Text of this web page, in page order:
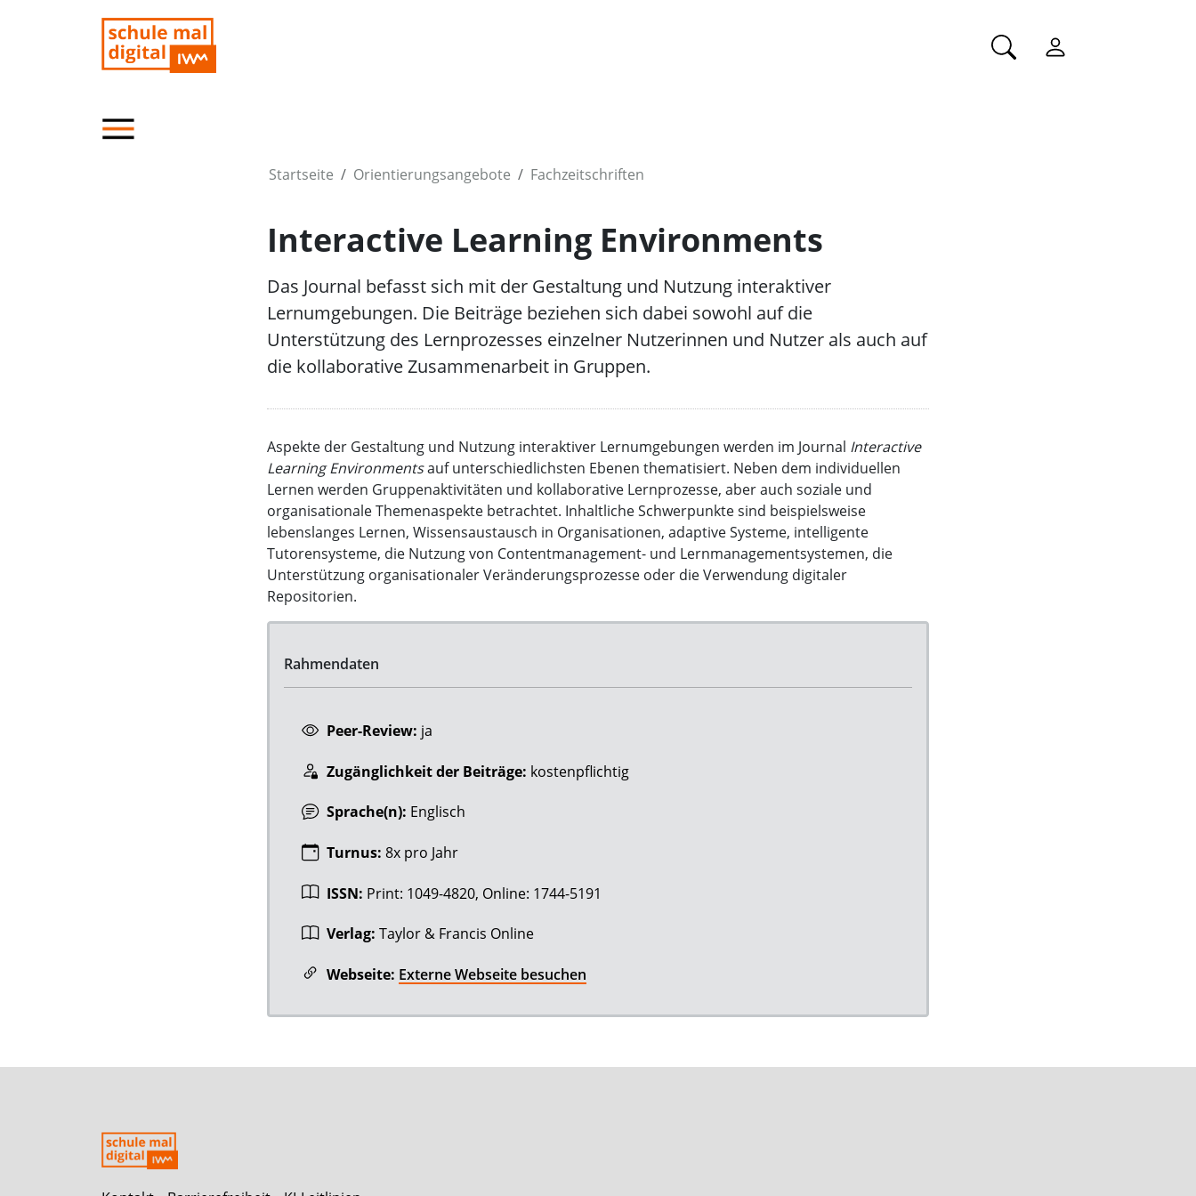
Startseite Orientierungsangebote Fachzeitschriften
Interactive Learning Environments
Das Journal befasst sich mit der Gestaltung und Nutzung interaktiver
Lernumgebungen. Die Beiträge beziehen sich dabei sowohl auf die
Unterstützung des Lernprozesses einzelner Nutzerinnen und Nutzer als auch auf
die kollaborative Zusammenarbeit in Gruppen.
Aspekte der Gestaltung und Nutzung interaktiver Lernumgebungen werden im Journal Interactive
Learning Environmentsauf unterschiedlichsten Ebenen thematisiert. Neben dem individuellen
Lernen werden Gruppenaktivitäten und kollaborative Lernprozesse, aber auch soziale und
organisationale Themenaspekte betrachtet. Inhaltliche Schwerpunkte sind beispielsweise
lebenslanges Lernen, Wissensaustausch in Organisationen, adaptive Systeme, intelligente
Tutorensysteme, die Nutzung von Contentmanagement- und Lernmanagementsystemen, die
Unterstützung organisationaler Veränderungsprozesse oder die Verwendung digitaler
Repositorien.
Rahmendaten
Peer-Review: ja
Zugänglichkeit der Beiträge: kostenpflichtig
Sprache(n): Englisch
Turnus: 8x pro Jahr
ISSN: Print: 1049-4820, Online: 1744-5191
Verlag: Taylor & Francis Online
Webseite: Externe Webseite besuchen